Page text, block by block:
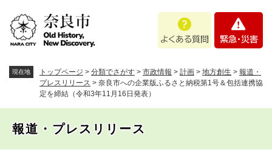
。
あ
問
・
現在地 トップページ > 分類でさがす > 市政情報 > 計画 > 地方創生 > 報道・
プレスリリース > 奈良市への企業版ふるさと納税第1号＆包括連携協
定を締結（令和3年11月16日発表）
報道・プレスリリース